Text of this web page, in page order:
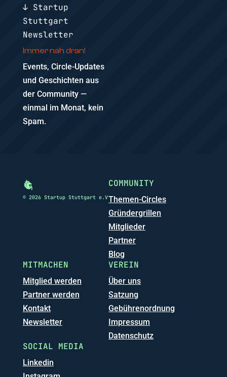
↓ Startup
Stuttgart
Newsletter
Immer nah dran!
Events, Circle-Updates
und Geschichten aus
der Community —
einmal im Monat, kein
Spam.
© 2026 Startup Stuttgart e.V
COMMUNITY
Themen-Circles
Gründergrillen
Mitglieder
Partner
Blog
MITMACHEN
Mitglied werden
Partner werden
Kontakt
Newsletter
VEREIN
Über uns
Satzung
Gebührenordnung
Impressum
Datenschutz
SOCIAL MEDIA
Linkedin